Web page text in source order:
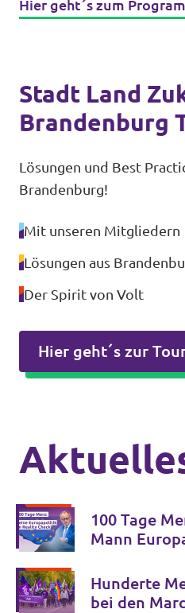
Transparenz
Datenschutz
Impressum
Hier geht´s zum
Stadt Land
Brandenburg
Lösungen und Best
Brandenburg!
Mit unseren Mitgliedern
Lösungen aus
Der Spirit von Volt
Hier geht´s zur
100 Tage
Mann
Hunderte
bei den